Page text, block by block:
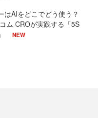
はAIをどこでどう使う？
ム CROが実践する「5S
NEW